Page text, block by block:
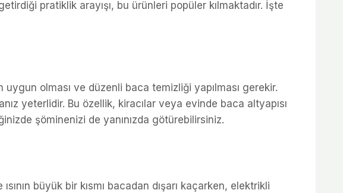
pratiklik arayışı, bu ürünleri popüler kılmaktadır. İşte
olması ve düzenli baca temizliği yapılması gerekir.
yeterlidir. Bu özellik, kiracılar veya evinde baca altyapısı
şöminenizi de yanınızda götürebilirsiniz.
büyük bir kısmı bacadan dışarı kaçarken, elektrikli